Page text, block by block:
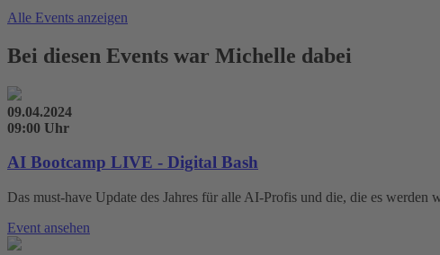
Alle Events anzeigen
Bei diesen Events war Michelle dabei
09.04.2024
09:00 Uhr
AI Bootcamp LIVE - Digital Bash
Das must-have Update des Jahres für alle AI-Profis und die, die es
Event ansehen